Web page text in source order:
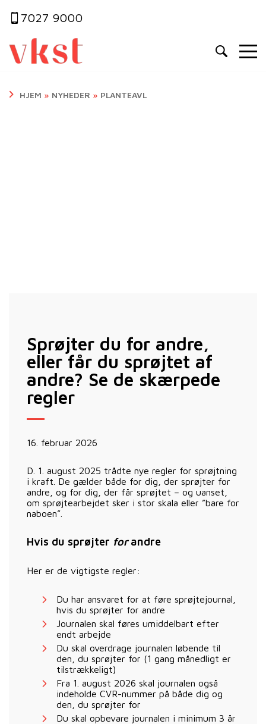
7027 9000
HJEM » NYHEDER » PLANTEAVL
Sprøjter du for andre,
eller får du sprøjtet af
andre? Se de skærpede
regler
16. februar 2026
D. 1. august 2025 trådte nye regler for sprøjtning
i kraft. De gælder både for dig, der sprøjter for
andre, og for dig, der får sprøjtet – og uanset,
om sprøjtearbejdet sker i stor skala eller ”bare for
naboen”.
Hvis du sprøjter forandre
Her er de vigtigste regler:
Du har ansvaret for at føre sprøjtejournal,
hvis du sprøjter for andre
Journalen skal føres umiddelbart efter
endt arbejde
Du skal overdrage journalen løbende til
den, du sprøjter for (1 gang månedligt er
tilstrækkeligt)
Fra 1. august 2026 skal journalen også
indeholde CVR-nummer på både dig og
den, du sprøjter for
Du skal opbevare journalen i minimum 3 år